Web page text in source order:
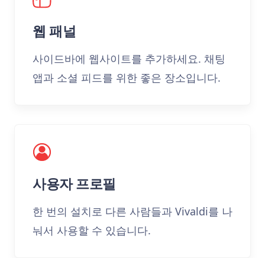
웹 패널
사이드바에 웹사이트를 추가하세요. 채팅
앱과 소셜 피드를 위한 좋은 장소입니다.
사용자 프로필
한 번의 설치로 다른 사람들과 Vivaldi를 나
눠서 사용할 수 있습니다.